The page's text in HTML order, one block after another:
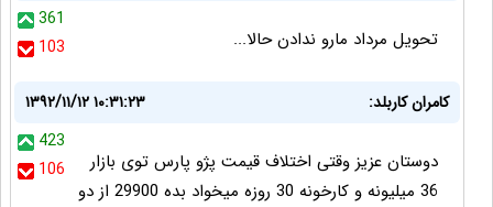
361
103
تحویل مرداد مارو ندادن حالا...
کامران کاربلد:
۱۳۹۲/۱۱/۱۲ ۱۰:۳۱:۲۳
423
106
دوستان عزیز وقتی اختلاف قیمت پژو پارس توی بازار
36 میلیونه و کارخونه 30 روزه میخواد بده 29900 از دو